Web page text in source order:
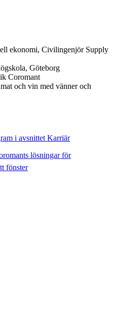
ekonomi, Civilingenjör Supply
Göteborg
Coromant
och vin med vänner och
i avsnittet Karriär
lösningar för
fönster